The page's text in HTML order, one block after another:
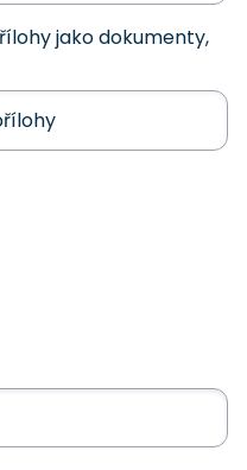
jako dokumenty,